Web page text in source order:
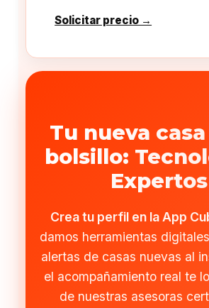
Solicitar precio →
Tu nueva
bolsillo:
Expertos
Crea tu perfil en la App
damos herramientas
alertas de casas nuevas al
el acompañamiento real te
de nuestras asesoras